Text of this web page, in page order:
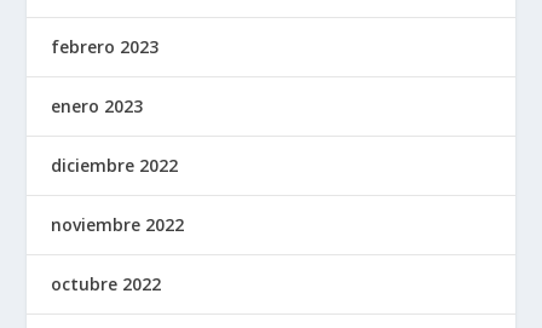
febrero 2023
enero 2023
diciembre 2022
noviembre 2022
octubre 2022